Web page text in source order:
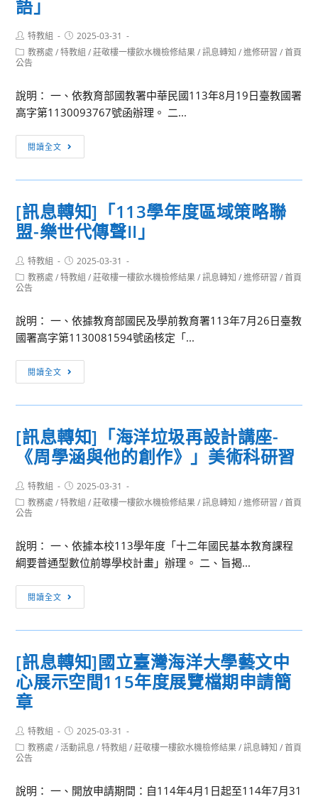
區
教
業
成
長
－
踏
尋
數
迷
遊
元
語」
Post
author:
特教組
Post
published:
2025-03-31
Post
category:
教務處 / 特教組 / 莊敬樓一樓飲水機檢修結果 / 訊息轉知 / 進修研習 / 首頁
公告
說明： 一、依教育部國教署中華民國113年8月19日臺教國署
高字第1130093767號函辦理。 二...
閱讀全文
息
轉
「113
學
度
美
雙
語
學
專
群
研
習
－
學
學
與
雙
的
相
遇
何
科
[訊息轉知]「113學年度區域策略聯
盟-樂世代傳聲II」
Post
author:
特教組
Post
published:
2025-03-31
Post
category:
教務處 / 特教組 / 莊敬樓一樓飲水機檢修結果 / 訊息轉知 / 進修研習 / 首頁
公告
說明： 一、依據教育部國民及學前教育署113年7月26日臺教
國署高字第1130081594號函核定「...
閱讀全文
息
轉
「113
學
度
區
策
略
聯
盟-
樂
傳
聲
II」
[訊息轉知]「海洋垃圾再設計講座-
《周學涵與他的創作》」美術科研習
Post
author:
特教組
Post
published:
2025-03-31
Post
category:
教務處 / 特教組 / 莊敬樓一樓飲水機檢修結果 / 訊息轉知 / 進修研習 / 首頁
公告
說明： 一、依據本校113學年度「十二年國民基本教育課程
綱要普通型數位前導學校計畫」辦理。 二、旨揭...
閱讀全文
息
轉
「海
洋
再
設
[訊息轉知]國立臺灣海洋大學藝文中
心展示空間115年度展覽檔期申請簡
章
Post
author:
特教組
Post
published:
2025-03-31
Post
category:
教務處 / 活動訊息 / 特教組 / 莊敬樓一樓飲水機檢修結果 / 訊息轉知 / 首頁
公告
說明： 一、開放申請期間：自114年4月1日起至114年7月31